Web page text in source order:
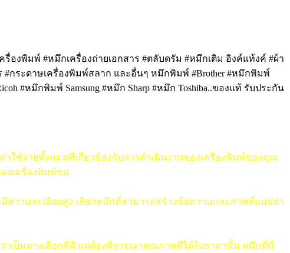
องพิมพ์ #หมึกเครื่องถ่ายเอกสาร #ตลับดรัม #หมึกเติม อิงค์แท้งค์ #ผ้า
#กระดาษเครื่องพิมพ์สลาก และอื่นๆ หมึกพิมพ์ #Brother #หมึกพิมพ์
#หมึกพิมพ์ Samsung #หมึก Sharp #หมึก Toshiba..ของแท้ รับประกัน
ช้จ่ายทั้งหมดที่เกี่ยวข้องกับการดำเนินงานของเครื่องพิมพ์ของคุณ
งเครื่องพิมพ์ขอ
ามละเอียดสูง เลือกหมึกที่สามารถสร้างข้อความและภาพที่แม่นยำ
เป็นทางเลือกที่ดี แต่ต้องพิจารณาคุณภาพที่ได้ในราคานั้น หมึกที่มี